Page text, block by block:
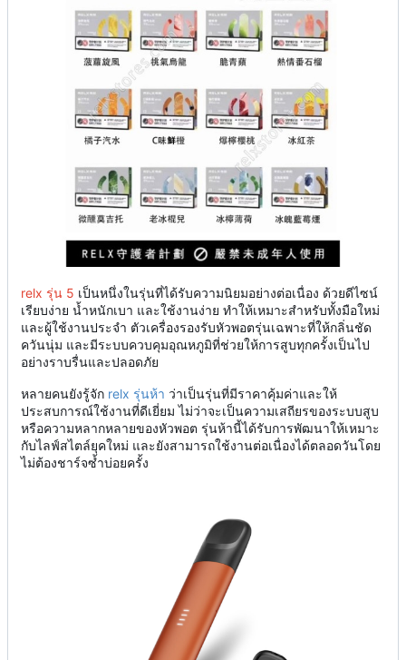
relx รุ่น 5 เป็นหนึ่งในรุ่นที่ได้รับความนิยมอย่างต่อเนื่อง ด้วยดีไซน์
เรียบง่าย น้ำหนักเบา และใช้งานง่าย ทำให้เหมาะสำหรับทั้งมือใหม่
และผู้ใช้งานประจำ ตัวเครื่องรองรับหัวพอตรุ่นเฉพาะที่ให้กลิ่นชัด
ควันนุ่ม และมีระบบควบคุมอุณหภูมิที่ช่วยให้การสูบทุกครั้งเป็นไป
อย่างราบรื่นและปลอดภัย
หลายคนยังรู้จัก relx รุ่นห้า ว่าเป็นรุ่นที่มีราคาคุ้มค่าและให้
ประสบการณ์ใช้งานที่ดีเยี่ยม ไม่ว่าจะเป็นความเสถียรของระบบสูบ
หรือความหลากหลายของหัวพอต รุ่นห้านี้ได้รับการพัฒนาให้เหมาะ
กับไลฟ์สไตล์ยุคใหม่ และยังสามารถใช้งานต่อเนื่องได้ตลอดวันโดย
ไม่ต้องชาร์จซ้ำบ่อยครั้ง